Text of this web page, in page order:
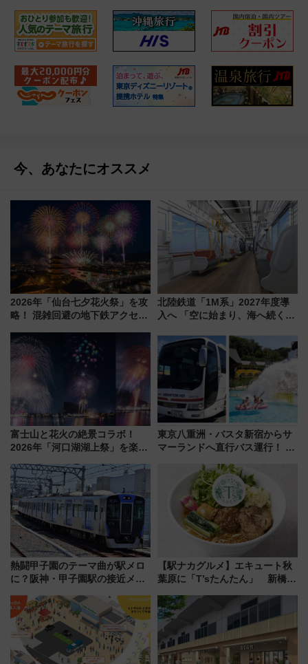
今、あなたにオススメ
2026年「仙台七夕花火祭」を攻
略！ 混雑回避の地下鉄アクセス
火前に楽しむ仙台観光ルートま
で解説！
北陸鉄道「1M系」2027年度導
入へ 「空に始まり、海へ続く」
神秘的なデザイン
富士山と花火の絶景コラボ！
2026年「河口湖湖上祭」を楽し
ススメ
東京八重洲・バスタ新宿からサ
マーランドへ直行バス運行！ お
推し活を楽しもう！（2026年
8/1～31）
熱闘甲子園のテーマ曲が駅メロ
に？阪神・甲子園駅の接近メロ
谷実アレンジの特別仕様へ、8月
5日始発から
【駅ナカグルメ】エキュート秋
葉原に「T’sたんたん」 新橋に
饅」、オムライス専門店「肉と
たまご」新グルメ続々登場！
【2026年8月】